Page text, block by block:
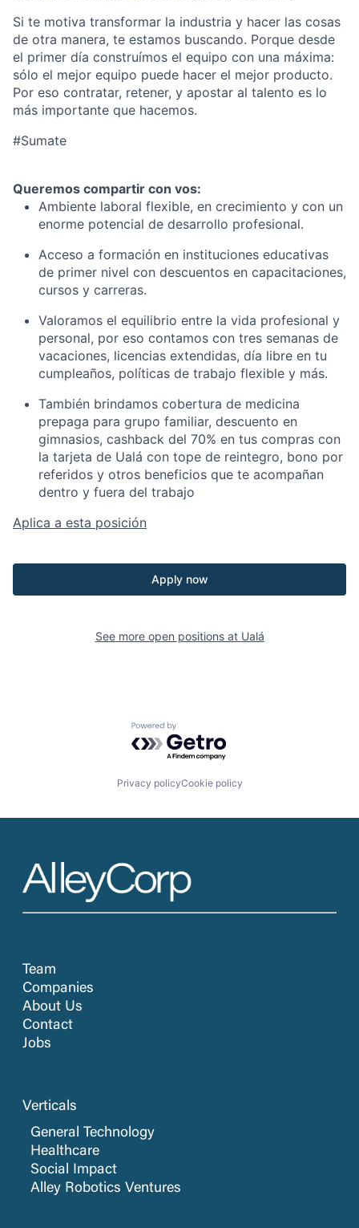
Si te motiva transformar la industria y hacer las cosas
de otra manera, te estamos buscando. Porque desde
el primer día construímos el equipo con una máxima:
sólo el mejor equipo puede hacer el mejor producto.
Por eso contratar, retener, y apostar al talento es lo
más importante que hacemos.
#Sumate
Queremos compartir con vos:
Ambiente laboral flexible, en crecimiento y con un
enorme potencial de desarrollo profesional.
Acceso a formación en instituciones educativas
de primer nivel con descuentos en capacitaciones,
cursos y carreras.
Valoramos el equilibrio entre la vida profesional y
personal, por eso contamos con tres semanas de
vacaciones, licencias extendidas, día libre en tu
cumpleaños, políticas de trabajo flexible y más.
También brindamos cobertura de medicina
prepaga para grupo familiar, descuento en
gimnasios, cashback del 70% en tus compras con
la tarjeta de Ualá con tope de reintegro, bono por
referidos y otros beneficios que te acompañan
dentro y fuera del trabajo
Aplica a esta posición
Apply now
See more open positions at Ualá
Powered by Getro.com
Privacy policyCookie policy
Team
Companies
About Us
Contact
Jobs
Verticals
General Technology
Healthcare
Social Impact
Alley Robotics Ventures